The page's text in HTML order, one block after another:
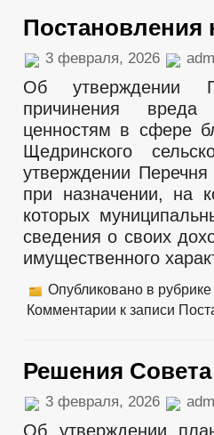
Постановления
3 февраля, 2026
Об утверждении
причинения
ценностям в сфере
Щедринского
утверждении
при назначении, на
которых
сведения о своих
имущественного
Опубликовано в рубрике
Комментарии к записи
Решения Совета
3 февраля, 2026
Об утверждении